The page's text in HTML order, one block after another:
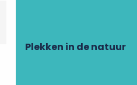
Plekken in de natuur